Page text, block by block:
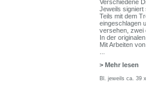
Verschiedene
Jeweils signiert
Teils mit dem
eingeschlagen
versehen, zwei
In der
Mit Arbeiten
> Mehr lesen
Bl. jeweils ca. 39